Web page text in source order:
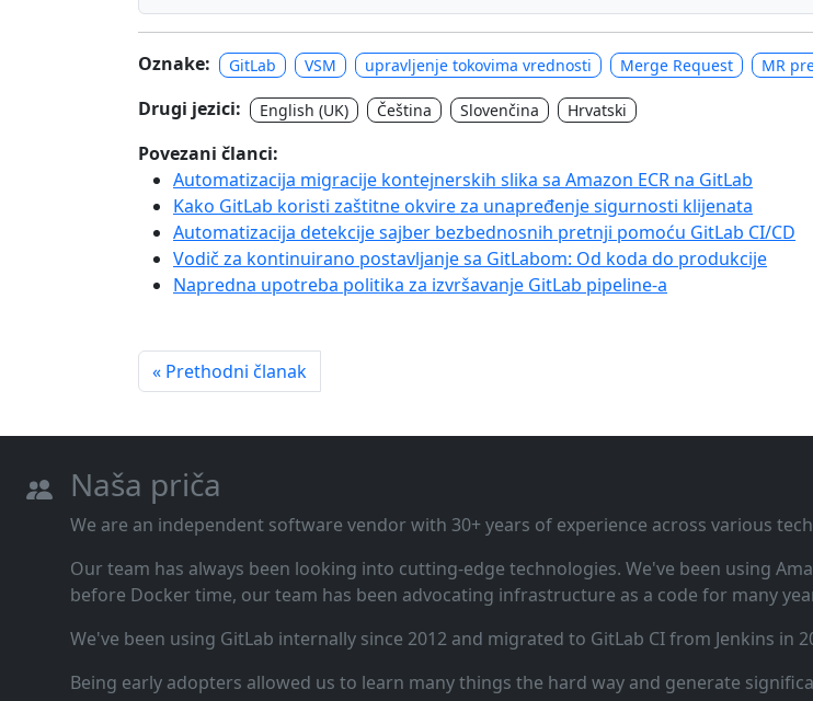
Oznake: GitLab VSM upravljenje tokovima vrednosti Merge Request MR
Drugi jezici: English (UK) Čeština Slovenčina Hrvatski
Povezani članci:
Automatizacija migracije kontejnerskih slika sa Amazon ECR na GitLab
Kako GitLab koristi zaštitne okvire za unapređenje sigurnosti klijenata
Automatizacija detekcije sajber bezbednosnih pretnji pomoću GitLab CI/CD
Vodič za kontinuirano postavljanje sa GitLabom: Od koda do produkcije
Napredna upotreba politika za izvršavanje GitLab pipeline-a
« Prethodni članak
Naša priča
We are an independent software vendor with 30+ years of experience across various
Our team has always been looking into cutting‑edge technologies. We've been using
before Docker time, our team has been advocating infrastructure as a code for many
We've been using GitLab internally since 2012 and migrated to GitLab CI from Jenkins in
Being early adopters allowed us to learn many things the hard way and generate